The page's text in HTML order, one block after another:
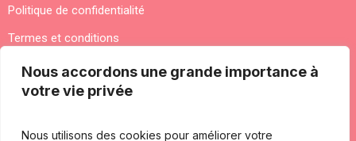
Nous accordons une grande importance à
votre vie privée
Nous utilisons des cookies pour améliorer votre
Politique de confidentialité
Termes et conditions
Nous contacter
Perreux-sur-Marne